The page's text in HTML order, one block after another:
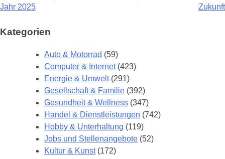
Jahr 2025
Zukunft
Kategorien
Auto & Motorrad (59)
Computer & Internet(423)
Energie & Umwelt(291)
Gesellschaft & Familie (392)
Gesundheit & Wellness (347)
Handel & Dienstleistungen (742)
Hobby & Unterhaltung (119)
Jobs und Stellenangebote (52)
Kultur & Kunst(172)